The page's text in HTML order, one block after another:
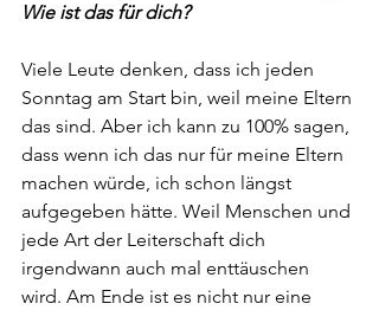
Wie ist das für dich?
Viele Leute denken, dass ich jeden
Sonntag am Start bin, weil meine Eltern
das sind. Aber ich kann zu 100% sagen,
dass wenn ich das nur für meine Eltern
machen würde, ich schon längst
aufgegeben hätte. Weil Menschen und
jede Art der Leiterschaft dich
irgendwann auch mal enttäuschen
wird. Am Ende ist es nicht nur eine